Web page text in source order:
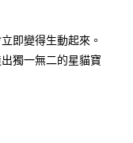
商業銀行
商業銀行
信用卡公司
即變得生動起來。
獨一無二的星貓寶